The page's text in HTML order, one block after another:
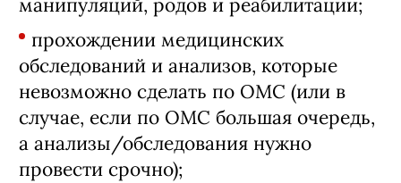
прохождении медицинских
обследований и анализов, которые
невозможно сделать по ОМС (или в
случае, если по ОМС большая очередь,
а анализы/обследования нужно
провести срочно);